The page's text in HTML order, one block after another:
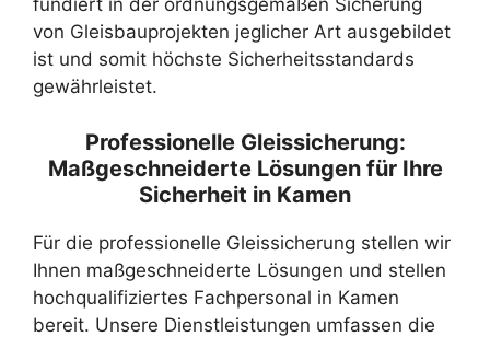
fundiert in der ordnungsgemäßen Sicherung
von Gleisbauprojekten jeglicher Art ausgebildet
ist und somit höchste Sicherheitsstandards
gewährleistet.
Professionelle Gleissicherung:
Maßgeschneiderte Lösungen für Ihre
Sicherheit in Kamen
Für die professionelle Gleissicherung stellen wir
Ihnen maßgeschneiderte Lösungen und stellen
hochqualifiziertes Fachpersonal in Kamen
bereit. Unsere Dienstleistungen umfassen die